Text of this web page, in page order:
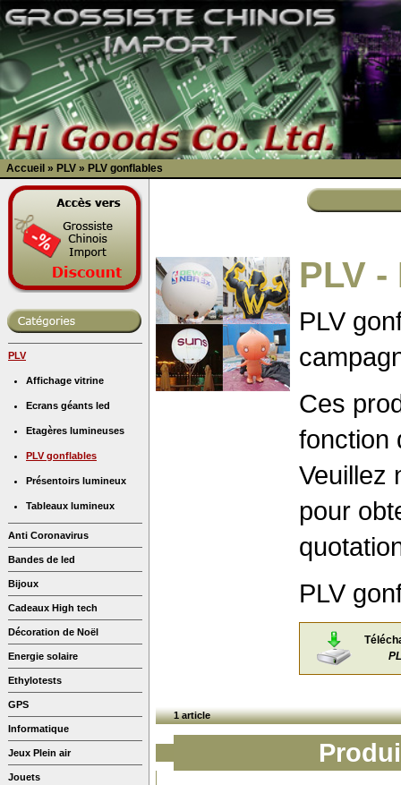
Accueil » PLV » PLV gonflables
PLV
Affichage vitrine
Ecrans géants led
Etagères lumineuses
PLV gonflables
Présentoirs lumineux
Tableaux lumineux
Anti Coronavirus
Bandes de led
Bijoux
Cadeaux High tech
Décoration de Noël
Energie solaire
Ethylotests
GPS
Informatique
Jeux Plein air
Jouets
PLV
PLV
Ces
fonction
Veuillez
pour
PLV
1 article